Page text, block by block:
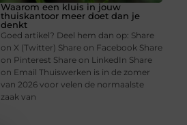
Waarom een kluis in jouw
thuiskantoor meer doet dan je
denkt
Goed artikel? Deel hem dan op: Share
on X (Twitter) Share on Facebook Share
on Pinterest Share on LinkedIn Share
on Email Thuiswerken is in de zomer
van 2026 voor velen de normaalste
zaak van